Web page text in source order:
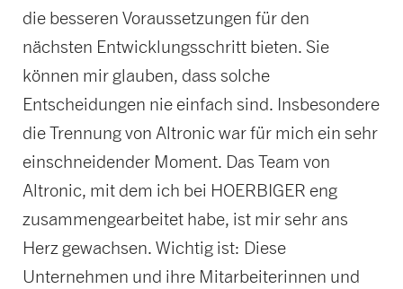
die besseren Voraussetzungen für den
nächsten Entwicklungsschritt bieten. Sie
können mir glauben, dass solche
Entscheidungen nie einfach sind. Insbesondere
die Trennung von Altronic war für mich ein sehr
einschneidender Moment. Das Team von
Altronic, mit dem ich bei HOERBIGER eng
zusammengearbeitet habe, ist mir sehr ans
Herz gewachsen. Wichtig ist: Diese
Unternehmen und ihre Mitarbeiterinnen und